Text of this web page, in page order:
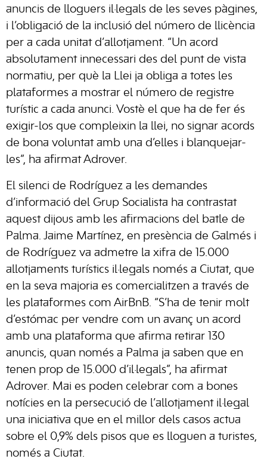
anuncis de lloguers il·legals de les seves pàgines,
i l’obligació de la inclusió del número de llicència
per a cada unitat d’allotjament. “Un acord
absolutament innecessari des del punt de vista
normatiu, per què la Llei ja obliga a totes les
plataformes a mostrar el número de registre
turístic a cada anunci. Vostè el que ha de fer és
exigir-los que compleixin la llei, no signar acords
de bona voluntat amb una d’elles i blanquejar-
les”, ha afirmat Adrover.
El silenci de Rodríguez a les demandes
d’informació del Grup Socialista ha contrastat
aquest dijous amb les afirmacions del batle de
Palma. Jaime Martínez, en presència de Galmés i
de Rodríguez va admetre la xifra de 15.000
allotjaments turístics il·legals només a Ciutat, que
en la seva majoria es comercialitzen a través de
les plataformes com AirBnB. “S’ha de tenir molt
d’estómac per vendre com un avanç un acord
amb una plataforma que afirma retirar 130
anuncis, quan només a Palma ja saben que en
tenen prop de 15.000 d’il·legals”, ha afirmat
Adrover. Mai es poden celebrar com a bones
notícies en la persecució de l’allotjament il·legal
una iniciativa que en el millor dels casos actua
sobre el 0,9% dels pisos que es lloguen a turistes,
només a Ciutat.